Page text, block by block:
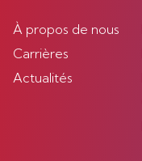
À propos de nous
Carrières
Actualités